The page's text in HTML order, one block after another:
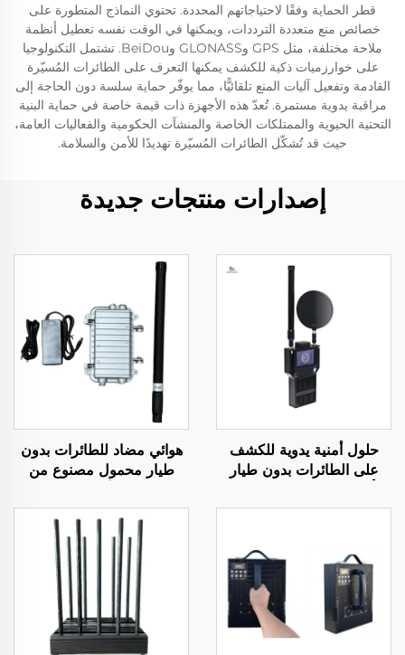
قطر الحماية وفقًا لاحتياجاتهم المحددة. تحتوي النماذج المتطورة على
خصائص منع متعددة الترددات، ويمكنها في الوقت نفسه تعطيل أنظمة
ملاحة مختلفة، مثل GPS وGLONASS وBeiDou. تشتمل التكنولوجيا
على خوارزميات ذكية للكشف يمكنها التعرف على الطائرات المُسيّرة
القادمة وتفعيل آليات المنع تلقائيًّا، مما يوفّر حماية سلسة دون الحاجة إلى
مراقبة يدوية مستمرة. تُعدّ هذه الأجهزة ذات قيمة خاصة في حماية البنية
التحتية الحيوية والممتلكات الخاصة والمنشآت الحكومية والفعاليات العامة،
حيث قد تُشكّل الطائرات المُسيّرة تهديدًا للأمن والسلامة.
إصدارات منتجات جديدة
حلول أمنية يدوية للكشف
على الطائرات بدون طيار
الكشف عن الإشارات طويلة
الطائرات بدون طيار من نوع
هوائي مضاد للطائرات بدون
طيار محمول مصنوع من
50 واط 900 - 1000
ميغاهرتز